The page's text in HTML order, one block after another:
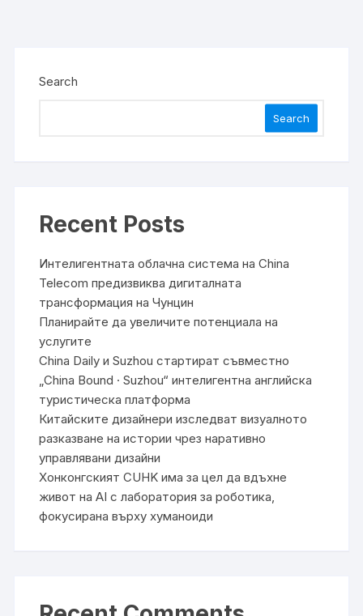
Search
Search
Recent Posts
Интелигентната облачна система на China
Telecom предизвиква дигиталната
трансформация на Чунцин
Планирайте да увеличите потенциала на
услугите
China Daily и Suzhou стартират съвместно
„China Bound · Suzhou“ интелигентна английска
туристическа платформа
Китайските дизайнери изследват визуалното
разказване на истории чрез наративно
управлявани дизайни
Хонконгският CUHK има за цел да вдъхне
живот на AI с лаборатория за роботика,
фокусирана върху хуманоиди